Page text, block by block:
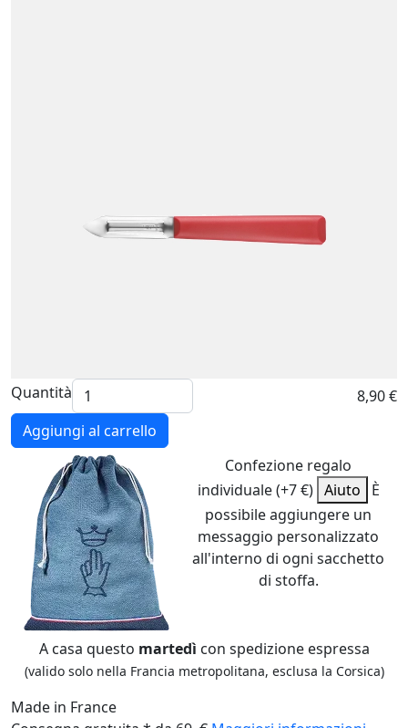
Quantità
8,90 €
Aggiungi al carrello
Confezione regalo
individuale (+7 €) Aiuto
È
possibile aggiungere un
messaggio personalizzato
all'interno di ogni sacchetto
di stoffa.
A casa questo martedì con spedizione espressa
(valido solo nella Francia metropolitana, esclusa la Corsica)
Made in France